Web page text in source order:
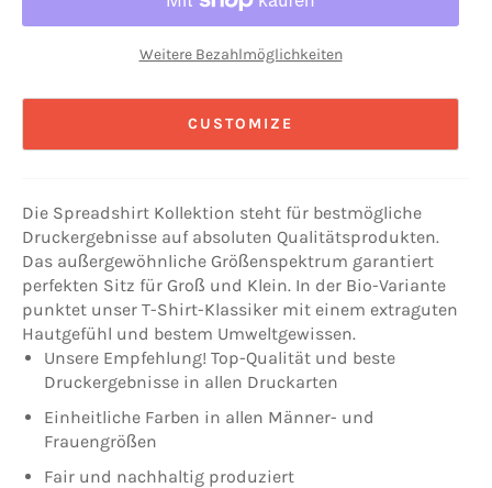
Weitere Bezahlmöglichkeiten
CUSTOMIZE
Die Spreadshirt Kollektion steht für bestmögliche
Druckergebnisse auf absoluten Qualitätsprodukten.
Das außergewöhnliche Größenspektrum garantiert
perfekten Sitz für Groß und Klein. In der Bio-Variante
punktet unser T-Shirt-Klassiker mit einem extraguten
Hautgefühl und bestem Umweltgewissen.
Unsere Empfehlung! Top-Qualität und beste
Druckergebnisse in allen Druckarten
Einheitliche Farben in allen Männer- und
Frauengrößen
Fair und nachhaltig produziert